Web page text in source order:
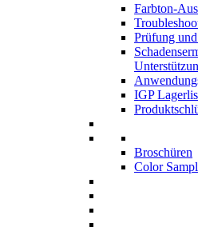
Farbton-
Prüfung
IGP
Broschüren
Color